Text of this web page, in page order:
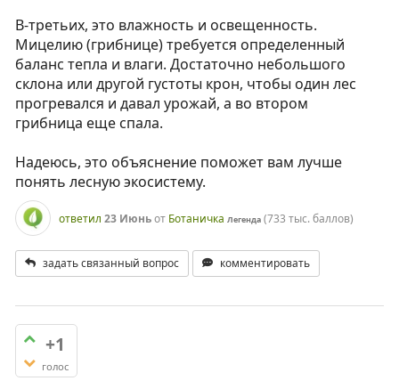
В-третьих, это влажность и освещенность.
Мицелию (грибнице) требуется определенный
баланс тепла и влаги. Достаточно небольшого
склона или другой густоты крон, чтобы один лес
прогревался и давал урожай, а во втором
грибница еще спала.
Надеюсь, это объяснение поможет вам лучше
понять лесную экосистему.
ответил 23 Июньот Ботаничка Легенда (733 тыс.баллов)
задать связанный вопрос комментировать
+1
голос